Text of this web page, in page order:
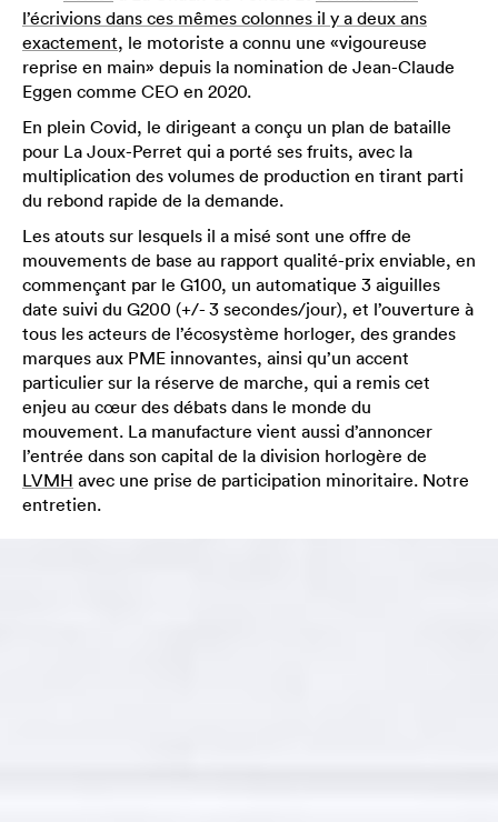
l’écrivions dans ces mêmes colonnes il y a deux ans
exactement, le motoriste a connu une «vigoureuse
reprise en main» depuis la nomination de Jean-Claude
Eggen comme CEO en 2020.
En plein Covid, le dirigeant a conçu un plan de bataille
pour La Joux-Perret qui a porté ses fruits, avec la
multiplication des volumes de production en tirant parti
du rebond rapide de la demande.
Les atouts sur lesquels il a misé sont une offre de
mouvements de base au rapport qualité-prix enviable, en
commençant par le G100, un automatique 3 aiguilles
date suivi du G200 (+/- 3 secondes/jour), et l’ouverture à
tous les acteurs de l’écosystème horloger, des grandes
marques aux PME innovantes, ainsi qu’un accent
particulier sur la réserve de marche, qui a remis cet
enjeu au cœur des débats dans le monde du
mouvement. La manufacture vient aussi d’annoncer
l’entrée dans son capital de la division horlogère de
LVMH avec une prise de participation minoritaire. Notre
entretien.